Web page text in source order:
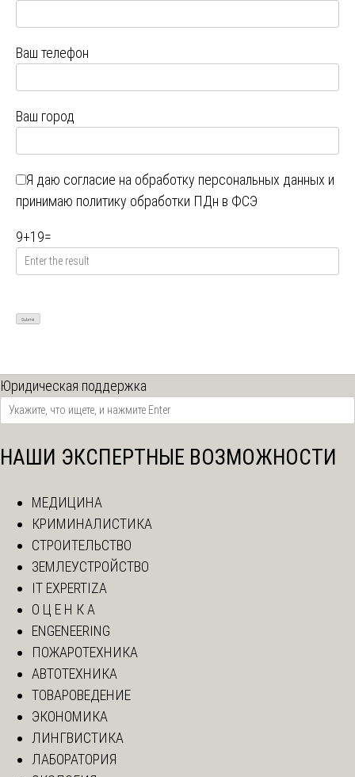
Ваш телефон
Ваш город
Я даю согласие на обработку персональных данных и
принимаю политику обработки ПДн в ФСЭ
9+19=
Юридическая поддержка
НАШИ ЭКСПЕРТНЫЕ ВОЗМОЖНОСТИ
МЕДИЦИНА
КРИМИНАЛИСТИКА
СТРОИТЕЛЬСТВО
ЗЕМЛЕУСТРОЙСТВО
IT EXPERTIZA
О Ц Е Н К А
ENGENEERING
ПОЖАРОТЕХНИКА
АВТОТЕХНИКА
ТОВАРОВЕДЕНИЕ
ЭКОНОМИКА
ЛИНГВИСТИКА
ЛАБОРАТОРИЯ